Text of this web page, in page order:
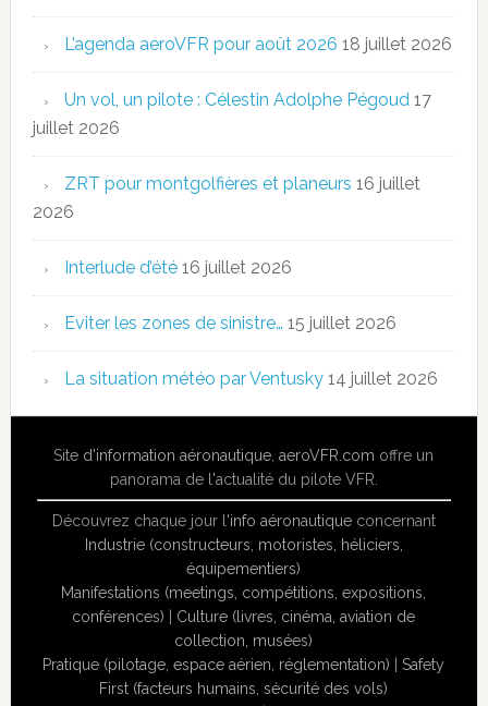
L’agenda aeroVFR pour août 2026 18 juillet 2026
Un vol, un pilote : Célestin Adolphe Pégoud 17
juillet 2026
ZRT pour montgolfières et planeurs 16 juillet
2026
Interlude d’été 16 juillet 2026
Eviter les zones de sinistre… 15 juillet 2026
La situation météo par Ventusky 14 juillet 2026
Site d'information aéronautique ,aeroVFR.com offre un
panorama de l'actualité du pilote VFR.
Découvrez chaque jour l'info aéronautiqueconcernant
Industrie (constructeurs, motoristes, héliciers,
équipementiers)
Manifestations (meetings, compétitions, expositions,
conférences)
Culture (livres, cinéma, aviation de
collection, musées)
Pratique (pilotage, espace aérien, réglementation) |Safety
First (facteurs humains, sécurité des vols)